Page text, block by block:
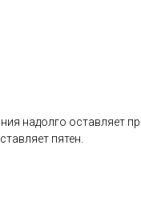
надолго оставляет
пятен.